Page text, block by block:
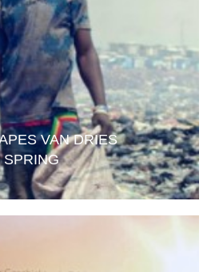
VAN DRIES
SPRING